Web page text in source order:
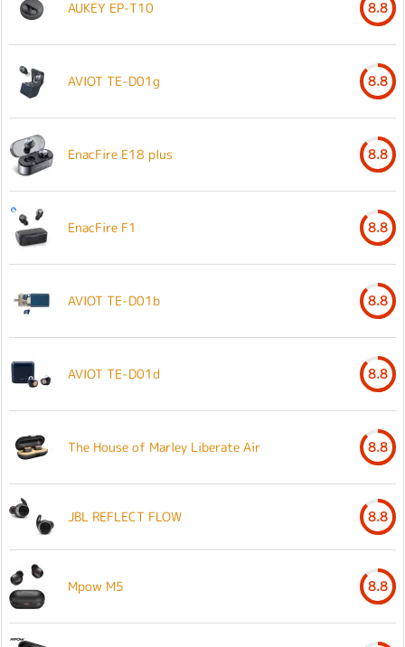
AUKEY EP-T10 8.8
AVIOT TE-D01g 8.8
EnacFire E18 plus 8.8
EnacFire F1 8.8
AVIOT TE-D01b 8.8
AVIOT TE-D01d 8.8
The House of Marley Liberate Air 8.8
JBL REFLECT FLOW 8.8
Mpow M5 8.8